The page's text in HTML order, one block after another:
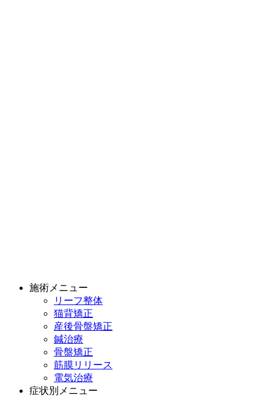
施術メニュー
リーフ整体
猫背矯正
産後骨盤矯正
鍼治療
骨盤矯正
筋膜リリース
電気治療
症状別メニュー